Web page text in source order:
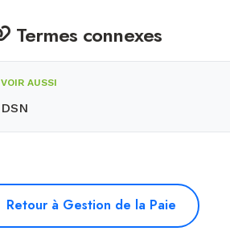
Termes connexes
VOIR AUSSI
DSN
Retour à Gestion de la Paie